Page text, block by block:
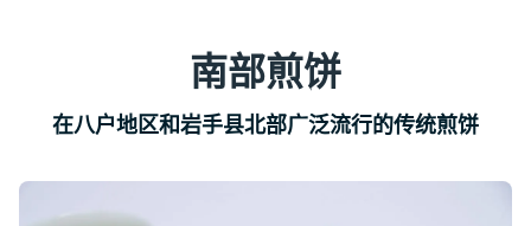
南部煎饼
在八户地区和岩手县北部广泛流行的传统煎饼